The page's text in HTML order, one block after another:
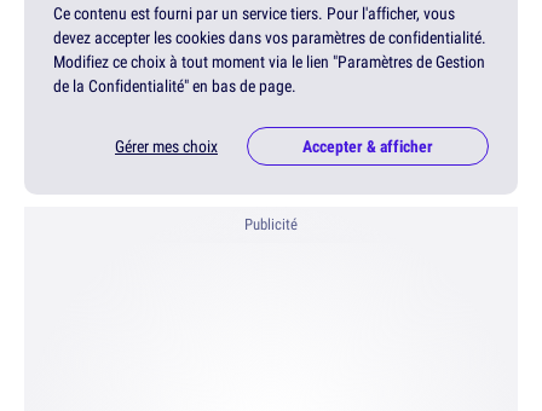
Ce contenu est fourni par un service tiers. Pour l'afficher, vous
devez accepter les cookies dans vos paramètres de confidentialité.
Modifiez ce choix à tout moment via le lien "Paramètres de Gestion
de la Confidentialité" en bas de page.
Gérer mes choix Accepter & afficher
Publicité